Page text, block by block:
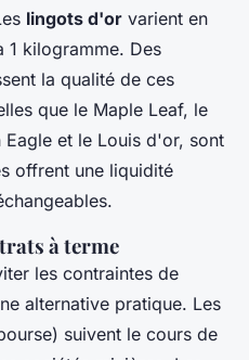
lingots d'or varient en
1 kilogramme. Des
la qualité de ces
que le Maple Leaf, le
Eagle et le Louis d'or, sont
offrent une liquidité
à terme
les contraintes de
alternative pratique. Les
suivent le cours de